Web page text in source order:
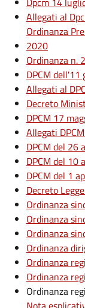
Allegati al
Ordinanza
2020
Ordinanza n.
DPCM
Allegati al
Decreto
DPCM 17
Allegati
DPCM del 26
DPCM del 10
DPCM del 1
Decreto
Ordinanza
Ordinanza
Ordinanza
Ordinanza
Ordinanza
Ordinanza
Ordinanza